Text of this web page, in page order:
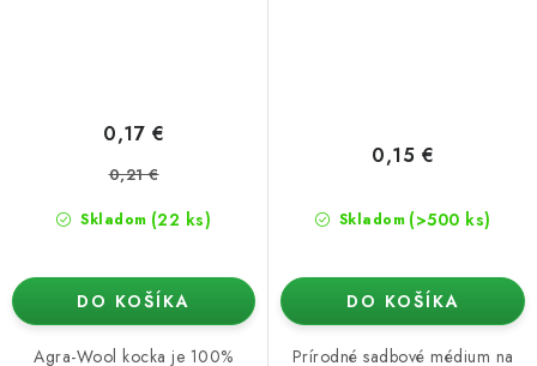
Skladom (22 ks)
0,17 €
0,21 €
DO KOŠÍKA
Agra-Wool kocka je 100%
Skladom (>500 ks)
0,15 €
DO KOŠÍKA
Prírodné sadbové médium na